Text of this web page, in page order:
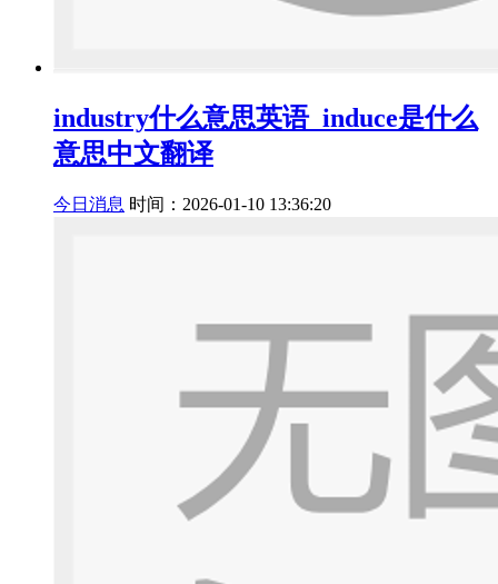
industry什么意思英语_induce是什么
意思中文翻译
今日消息 时间：2026-01-10 13:36:20